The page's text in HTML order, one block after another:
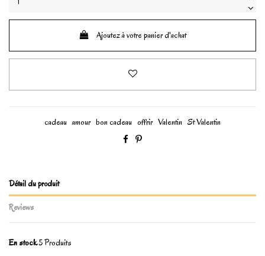
Ajoutez à votre panier d'achat
cadeau amour bon cadeau offrir Valentin St Valentin
Détail du produit
Reviews
En stock5 Produits